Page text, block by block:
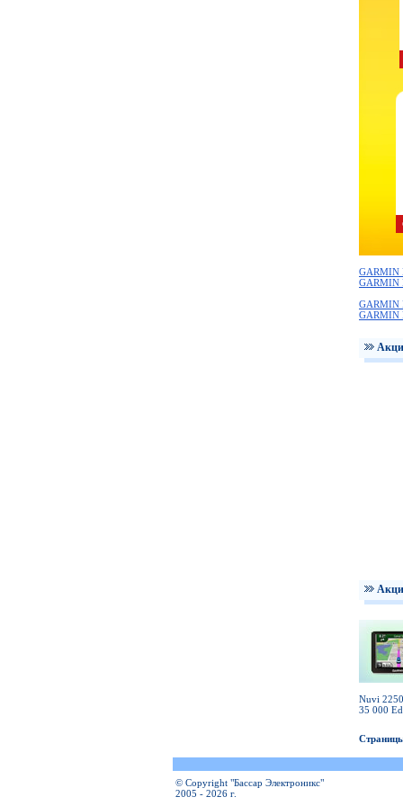
GARMIN
GARMIN
GARMIN
GARMIN
Nuvi
35 000
© Copyright "Бассар Электроникс"
2005 - 2026 г.